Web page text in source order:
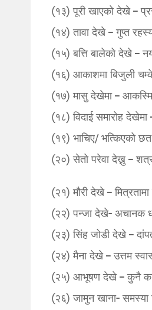
(१३) पूरी खाएको देखे –
(१४) तावा देखे – गुप्त
(१५) बत्ति बालेको देखे –
(१६) आकाशमा बिजुली
(१७) मासु देखेमा –
(१८) विदाई समारोह देखेमा
(१९) भाचिए/ भत्किएको
(२०) सेतो परेवा देख्नु –
(२१) मौरी देखे –
(२२) पन्जा देखे- अचानक
(२३) सिंह जोडी देखे –
(२४) मैना देखे – उत्तम
(२५) आभूषण देखे – कुनै
(२६) जामुन खाना- समस्या